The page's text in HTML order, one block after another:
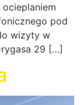
pod
wizyty w
29 […]